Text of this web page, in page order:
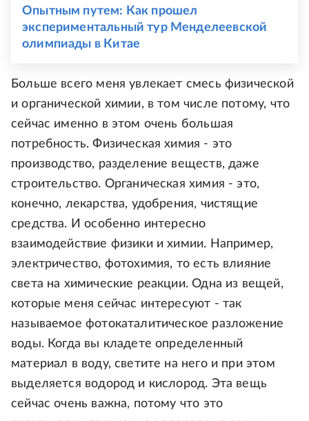
Опытным путем: Как прошел
экспериментальный тур Менделеевской
олимпиады в Китае
Больше всего меня увлекает смесь физической
и органической химии, в том числе потому, что
сейчас именно в этом очень большая
потребность. Физическая химия - это
производство, разделение веществ, даже
строительство. Органическая химия - это,
конечно, лекарства, удобрения, чистящие
средства. И особенно интересно
взаимодействие физики и химии. Например,
электричество, фотохимия, то есть влияние
света на химические реакции. Одна из вещей,
которые меня сейчас интересуют - так
называемое фотокаталитическое разложение
воды. Когда вы кладете определенный
материал в воду, светите на него и при этом
выделяется водород и кислород. Эта вещь
сейчас очень важна, потому что это